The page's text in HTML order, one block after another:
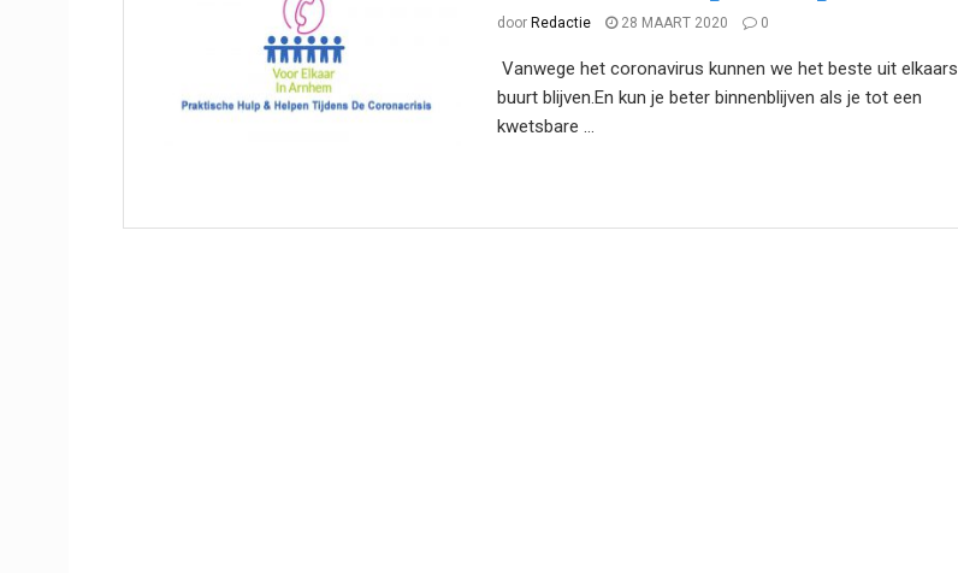
door Redactie 28 MAART 2020 0
Vanwege het coronavirus kunnen we het beste uit elkaars
buurt blijven.En kun je beter binnenblijven als je tot een
kwetsbare ...